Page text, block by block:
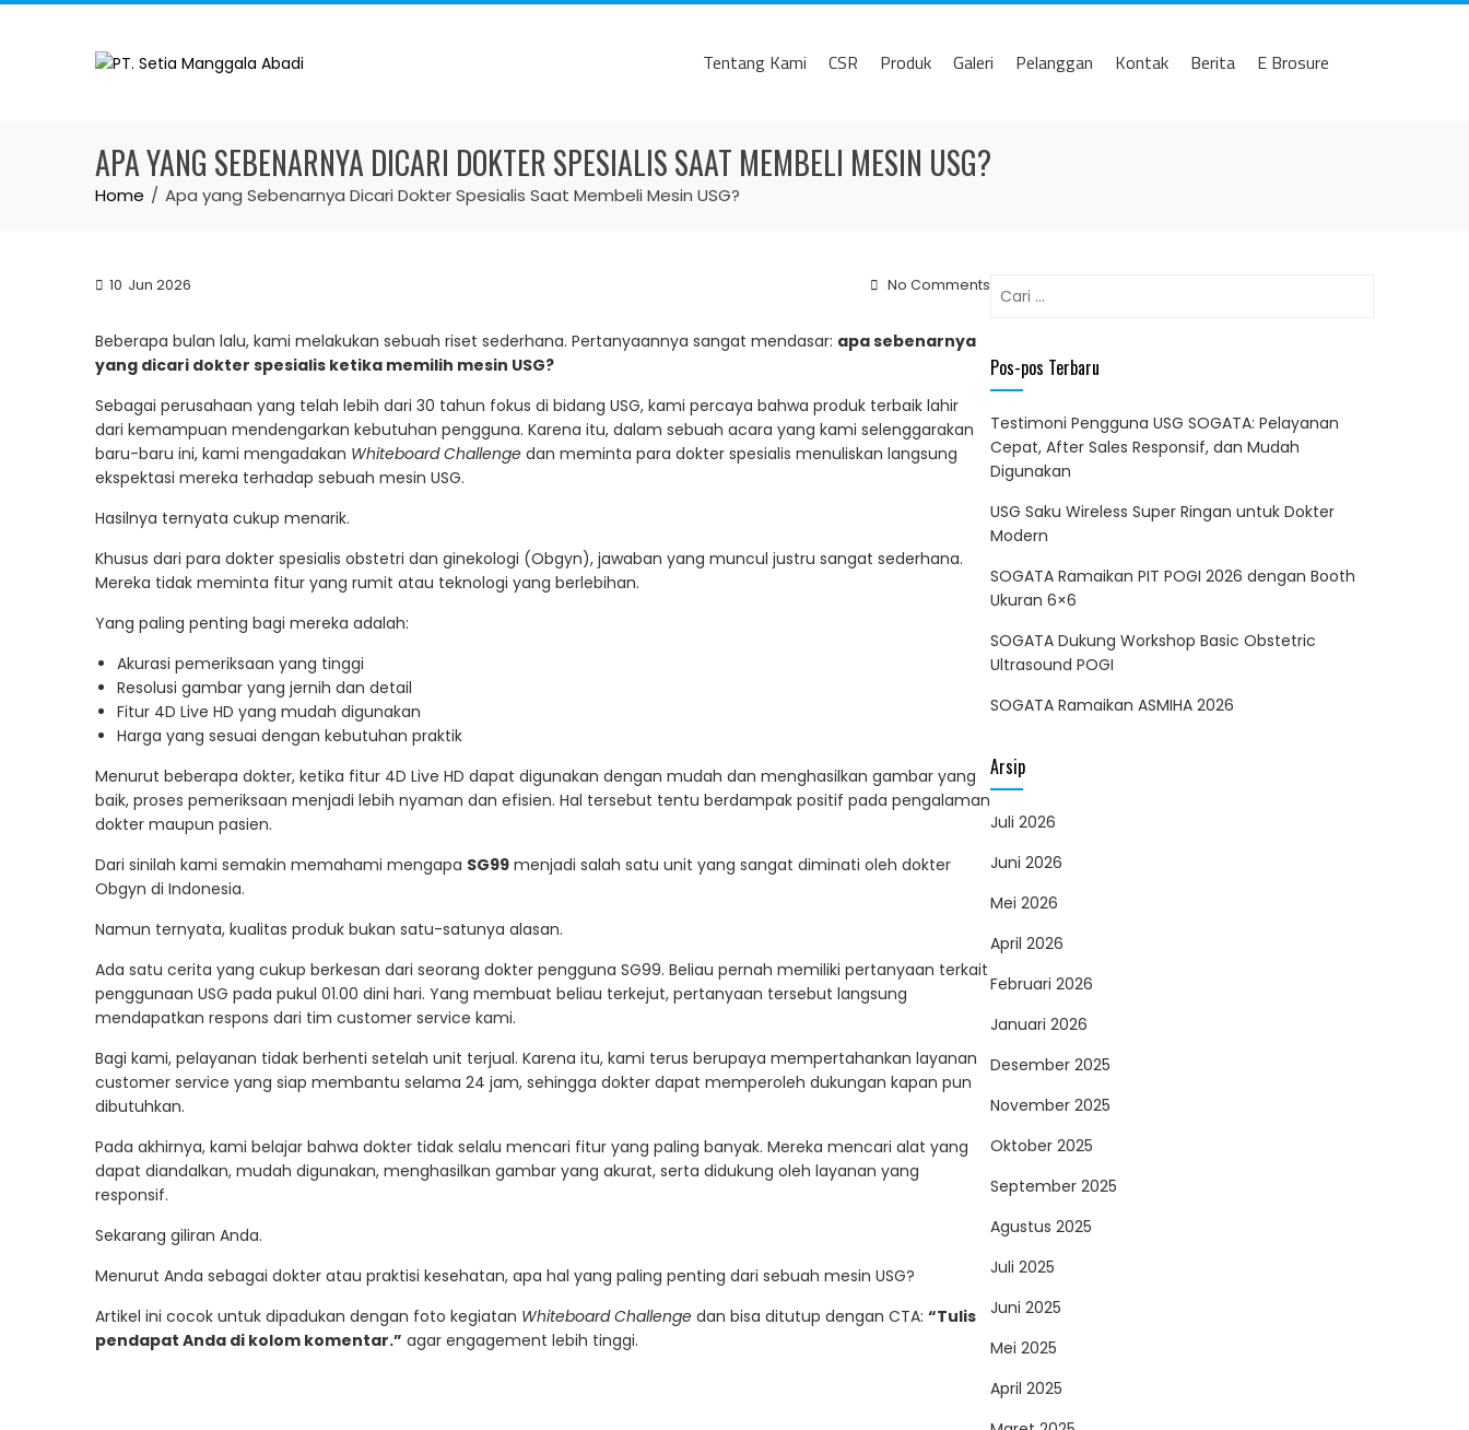
Skip
Tentang Kami CSR Produk Galeri Pelanggan Kontak Berita E Brosure
APA YANG SEBENARNYA DICARI DOKTER SPESIALIS SAAT MEMBELI MESIN USG?
Home Apa yang Sebenarnya Dicari Dokter Spesialis Saat Membeli Mesin USG?
10 Jun 2026 No Comments
Beberapa bulan lalu, kami melakukan sebuah riset sederhana. Pertanyaannya sangat mendasar: apa sebenarnya
yang dicari dokter spesialis ketika memilih mesin USG?
Sebagai perusahaan yang telah lebih dari 30 tahun fokus di bidang USG, kami percaya bahwa produk terbaik lahir
dari kemampuan mendengarkan kebutuhan pengguna. Karena itu, dalam sebuah acara yang kami selenggarakan
baru-baru ini, kami mengadakan Whiteboard Challenge dan meminta para dokter spesialis menuliskan langsung
ekspektasi mereka terhadap sebuah mesin USG.
Hasilnya ternyata cukup menarik.
Khusus dari para dokter spesialis obstetri dan ginekologi (Obgyn), jawaban yang muncul justru sangat sederhana.
Mereka tidak meminta fitur yang rumit atau teknologi yang berlebihan.
Yang paling penting bagi mereka adalah:
Akurasi pemeriksaan yang tinggi
Resolusi gambar yang jernih dan detail
Fitur 4D Live HD yang mudah digunakan
Harga yang sesuai dengan kebutuhan praktik
Menurut beberapa dokter, ketika fitur 4D Live HD dapat digunakan dengan mudah dan menghasilkan gambar yang
baik, proses pemeriksaan menjadi lebih nyaman dan efisien. Hal tersebut tentu berdampak positif pada pengalaman
dokter maupun pasien.
Dari sinilah kami semakin memahami mengapa SG99 menjadi salah satu unit yang sangat diminati oleh dokter
Obgyn di Indonesia.
Namun ternyata, kualitas produk bukan satu-satunya alasan.
Ada satu cerita yang cukup berkesan dari seorang dokter pengguna SG99. Beliau pernah memiliki pertanyaan terkait
penggunaan USG pada pukul 01.00 dini hari. Yang membuat beliau terkejut, pertanyaan tersebut langsung
mendapatkan respons dari tim customer service kami.
Bagi kami, pelayanan tidak berhenti setelah unit terjual. Karena itu, kami terus berupaya mempertahankan layanan
customer service yang siap membantu selama 24 jam, sehingga dokter dapat memperoleh dukungan kapan pun
dibutuhkan.
Pada akhirnya, kami belajar bahwa dokter tidak selalu mencari fitur yang paling banyak. Mereka mencari alat yang
dapat diandalkan, mudah digunakan, menghasilkan gambar yang akurat, serta didukung oleh layanan yang
responsif.
Sekarang giliran Anda.
Menurut Anda sebagai dokter atau praktisi kesehatan, apa hal yang paling penting dari sebuah mesin USG?
Artikel ini cocok untuk dipadukan dengan foto kegiatan Whiteboard Challenge dan bisa ditutup dengan CTA: “Tulis
pendapat Anda di kolom komentar.” agar engagement lebih tinggi.
Cari
Pos-pos Terbaru
Testimoni Pengguna USG SOGATA: Pelayanan
Cepat, After Sales Responsif, dan Mudah
Digunakan
USG Saku Wireless Super Ringan untuk Dokter
Modern
SOGATA Ramaikan PIT POGI 2026 dengan Booth
Ukuran 6×6
SOGATA Dukung Workshop Basic Obstetric
Ultrasound POGI
SOGATA Ramaikan ASMIHA 2026
Arsip
Juli 2026
Juni 2026
Mei 2026
April 2026
Februari 2026
Januari 2026
Desember 2025
November 2025
Oktober 2025
September 2025
Agustus 2025
Juli 2025
Juni 2025
Mei 2025
April 2025